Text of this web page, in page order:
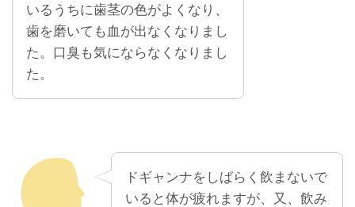
いるうちに歯茎の色がよくなり、
歯を磨いても血が出なくなりまし
た。口臭も気にならなくなりまし
た。
ドギャンナをしばらく飲まないで
いると体が疲れますが、又、飲み